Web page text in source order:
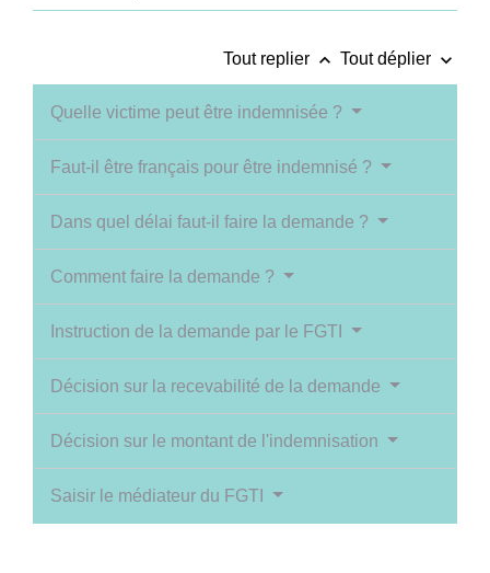
Tout replier keyboard_arrow_up Tout déplier keyboard_arrow_down
Quelle victime peut être indemnisée ?
Faut-il être français pour être indemnisé ?
Dans quel délai faut-il faire la demande ?
Comment faire la demande ?
Instruction de la demande par le FGTI
Décision sur la recevabilité de la demande
Décision sur le montant de l'indemnisation
Saisir le médiateur du FGTI